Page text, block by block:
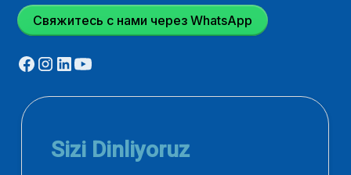
Свяжитесь с нами через WhatsApp